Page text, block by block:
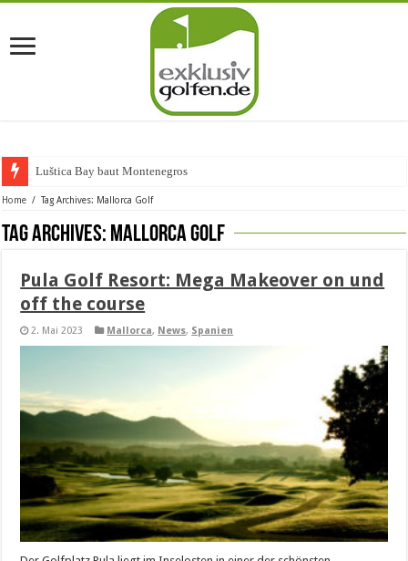
Luštica Bay baut Montenegros erste Golf-C
Home / Tag Archives: Mallorca Golf
Tag Archives: Mallorca Golf
Pula Golf Resort: Mega Makeover on und
off the course
2. Mai 2023 Mallorca, News, Spanien